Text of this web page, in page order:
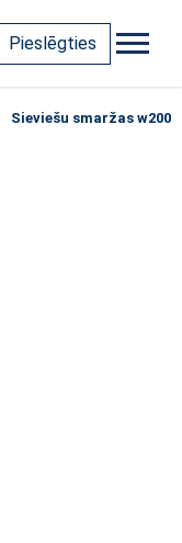
Pieslēgties
Sieviešu smaržas w200